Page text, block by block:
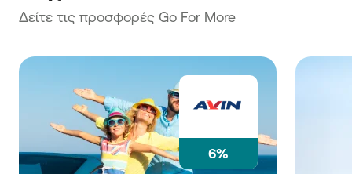
Δείτε τις προσφορές Go For More
6%